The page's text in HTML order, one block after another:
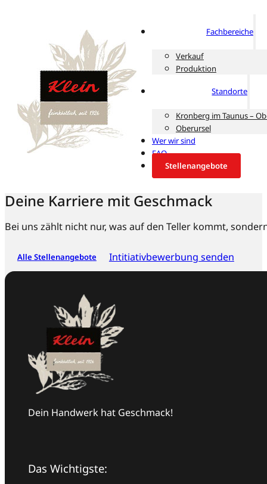
Fachbereiche
Verkauf
Produktion
Standorte
Kronberg im Taunus –
Oberursel
Wer wir sind
FAQ
Stellenangebote
Deine Karriere mit Geschmack
Bei uns zählt nicht nur, was auf den Teller kommt,
Alle Stellenangebote Intitiativbewerbung senden
Dein Handwerk hat Geschmack!
Das Wichtigste: